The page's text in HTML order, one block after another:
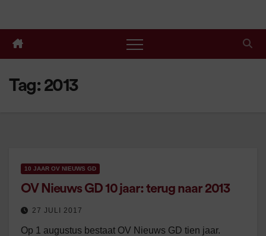
Tag: 2013
10 JAAR OV NIEUWS GD
OV Nieuws GD 10 jaar: terug naar 2013
27 JULI 2017
Op 1 augustus bestaat OV Nieuws GD tien jaar.